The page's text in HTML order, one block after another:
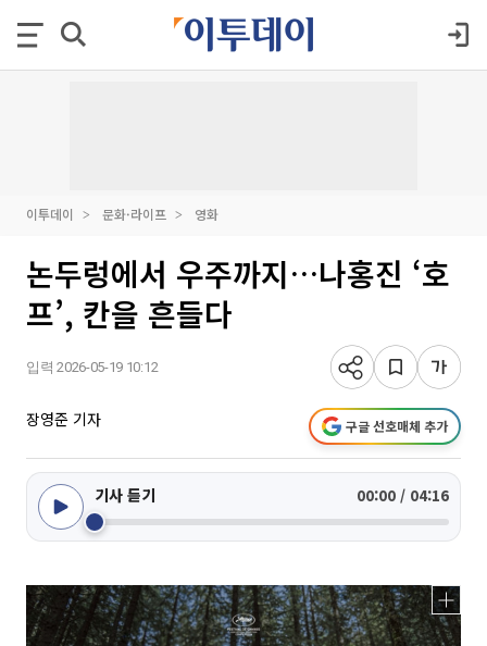
이투데이 문화·라이프 영화
논두렁에서 우주까지…나홍진 ‘호
프’, 칸을 흔들다
입력 2026-05-19 10:12
장영준 기자 구글 선호매체 추가
기사 듣기 00:00 / 04:16